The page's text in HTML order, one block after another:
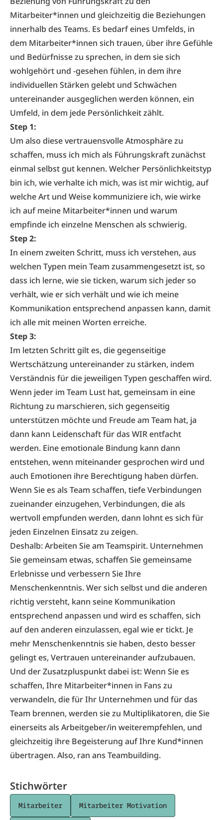
Mitarbeiter*innen und gleichzeitig die Beziehungen
innerhalb des Teams. Es bedarf eines Umfelds, in
dem Mitarbeiter*innen sich trauen, über ihre Gefühle
und Bedürfnisse zu sprechen, in dem sie sich
wohlgehört und -gesehen fühlen, in dem ihre
individuellen Stärken gelebt und Schwächen
untereinander ausgeglichen werden können, ein
Umfeld, in dem jede Persönlichkeit zählt.
Step 1:
Um also diese vertrauensvolle Atmosphäre zu
schaffen, muss ich mich als Führungskraft zunächst
einmal selbst gut kennen. Welcher Persönlichkeitstyp
bin ich, wie verhalte ich mich, was ist mir wichtig, auf
welche Art und Weise kommuniziere ich, wie wirke
ich auf meine Mitarbeiter*innen und warum
empfinde ich einzelne Menschen als schwierig.
Step 2:
In einem zweiten Schritt, muss ich verstehen, aus
welchen Typen mein Team zusammengesetzt ist, so
dass ich lerne, wie sie ticken, warum sich jeder so
verhält, wie er sich verhält und wie ich meine
Kommunikation entsprechend anpassen kann, damit
ich alle mit meinen Worten erreiche.
Step 3:
Im letzten Schritt gilt es, die gegenseitige
Wertschätzung untereinander zu stärken, indem
Verständnis für die jeweiligen Typen geschaffen wird.
Wenn jeder im Team Lust hat, gemeinsam in eine
Richtung zu marschieren, sich gegenseitig
unterstützen möchte und Freude am Team hat, ja
dann kann Leidenschaft für das WIR entfacht
werden. Eine emotionale Bindung kann dann
entstehen, wenn miteinander gesprochen wird und
auch Emotionen ihre Berechtigung haben dürfen.
Wenn Sie es als Team schaffen, tiefe Verbindungen
zueinander einzugehen, Verbindungen, die als
wertvoll empfunden werden, dann lohnt es sich für
jeden Einzelnen Einsatz zu zeigen.
Deshalb: Arbeiten Sie am Teamspirit. Unternehmen
Sie gemeinsam etwas, schaffen Sie gemeinsame
Erlebnisse und verbessern Sie Ihre
Menschenkenntnis. Wer sich selbst und die anderen
richtig versteht, kann seine Kommunikation
entsprechend anpassen und wird es schaffen, sich
auf den anderen einzulassen, egal wie er tickt. Je
mehr Menschenkenntnis sie haben, desto besser
gelingt es, Vertrauen untereinander aufzubauen.
Und der Zusatzpluspunkt dabei ist: Wenn Sie es
schaffen, Ihre Mitarbeiter*innen in Fans zu
verwandeln, die für Ihr Unternehmen und für das
Team brennen, werden sie zu Multiplikatoren, die Sie
einerseits als Arbeitgeber/in weiterempfehlen, und
gleichzeitig ihre Begeisterung auf Ihre Kund*innen
übertragen. Also, ran ans Teambuilding.
Stichwörter
Mitarbeiter Mitarbeiter Motivation